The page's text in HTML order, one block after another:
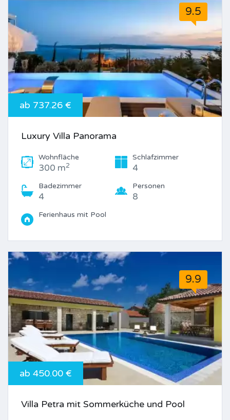
9.5
ab 737.26 €
Luxury Villa Panorama
Wohnfläche
300 m2
Schlafzimmer
4
Badezimmer
4
Personen
8
Ferienhaus mit Pool
9.9
ab 450.00 €
Villa Petra mit Sommerküche und Pool